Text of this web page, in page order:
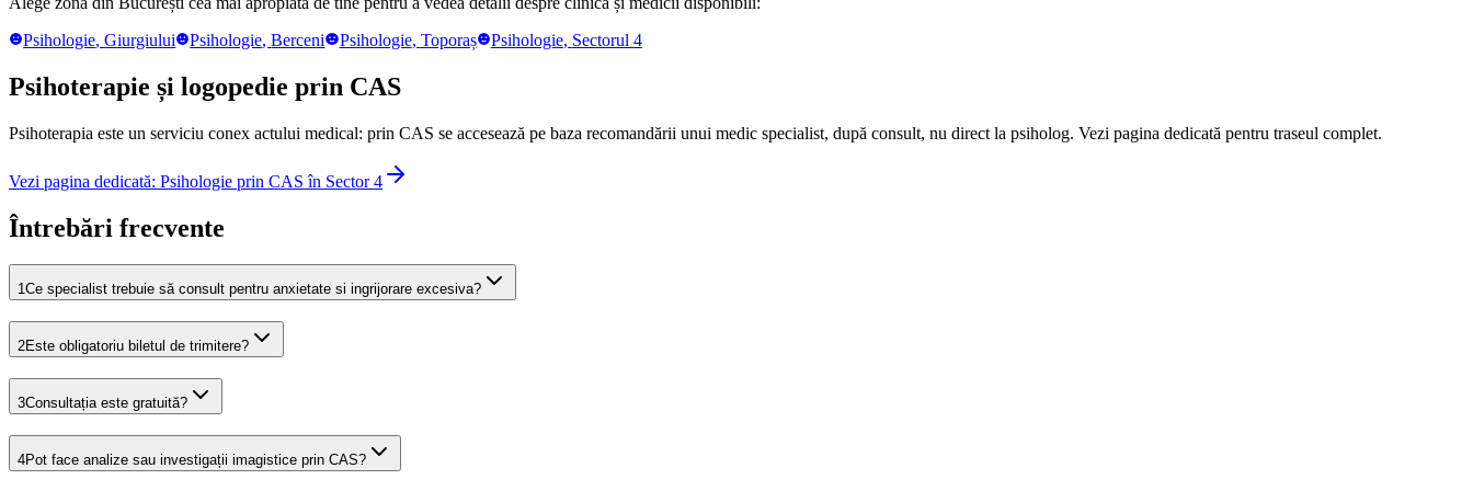
Psihologie,Giurgiului Psihologie,Berceni Psihologie, Toporaș Psihologie, Sectorul 4
Psihoterapie și logopedie prin CAS
Psihoterapia este un serviciu conex actului medical: prin CAS se accesează pe baza recomandării unui medic specialist, după consult, nu direct la psiholog. Vezi pagina dedicată pentru traseul complet.
Vezi pagina dedicată: Psihologie prin CAS în Sector 4
Întrebări frecvente
1Ce specialist trebuie să consult pentru anxietate si ingrijorare excesiva?
2Este obligatoriu biletul de trimitere?
3Consultația este gratuită?
4Pot face analize sau investigații imagistice prin CAS?